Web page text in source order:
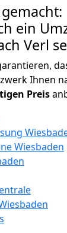
ein
Verl
Ihnen
Preis
Wiesbaden